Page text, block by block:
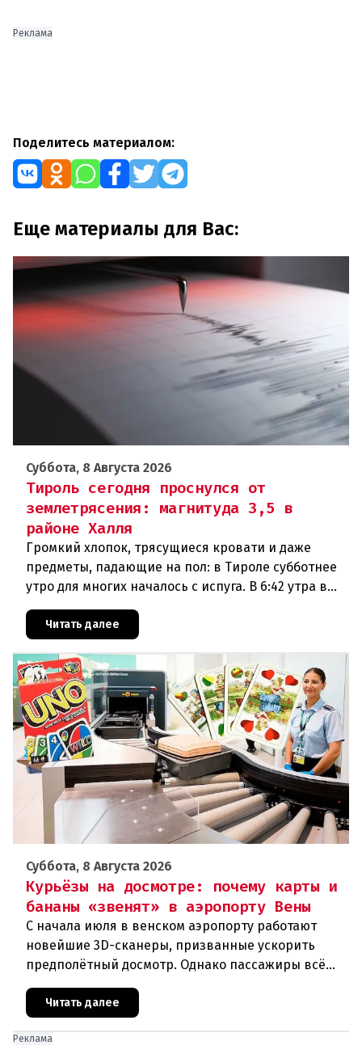
Реклама
Поделитесь материалом:
Еще материалы для Вас:
Суббота, 8 Августа 2026
Тироль сегодня проснулся от
землетрясения: магнитуда 3,5 в
районе Халля
Громкий хлопок, трясущиеся кровати и даже
предметы, падающие на пол: в Тироле субботнее
утро для многих началось с испуга. В 6:42 утра в
сейсмологовПо данны
Читать далее
Суббота, 8 Августа 2026
Курьёзы на досмотре: почему карты и
бананы «звенят» в аэропорту Вены
С начала июля в венском аэропорту работают
новейшие 3D-сканеры, призванные ускорить
предполётный досмотр. Однако пассажиры всё
отправляют на дополнительную пров
Читать далее
Реклама